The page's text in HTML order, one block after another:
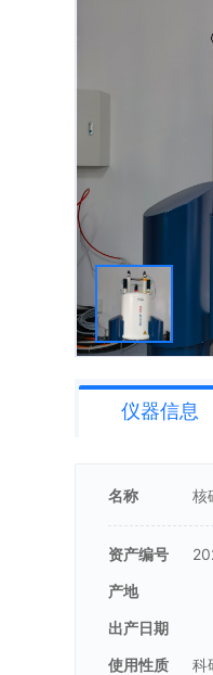
仪器信息
名称 核
资产编号
产地
出产日期
使用性质
科